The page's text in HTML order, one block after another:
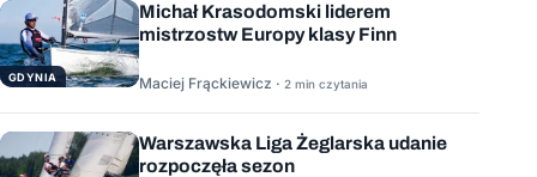
GDYNIA
Michał Krasodomski liderem
mistrzostw Europy klasy Finn
Maciej Frąckiewicz · 2 min czytania
Warszawska Liga Żeglarska udanie
rozpoczęła sezon